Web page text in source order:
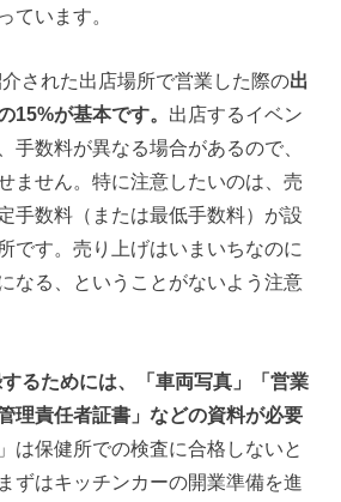
ています。
介された出店場所で営業した際の出
15%が基本です。 出店するイベン
手数料が異なる場合があるので、
ません。特に注意したいのは、売
手数料（または最低手数料）が設
です。売り上げはいまいちなのに
なる、ということがないよう注意
るためには、「車両写真」「営業
理責任者証書」などの資料が必要
は保健所での検査に合格しないと
ずはキッチンカーの開業準備を進